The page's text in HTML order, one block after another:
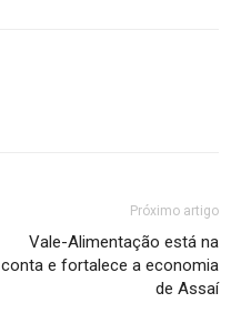
Próximo artigo
Vale-Alimentação está na
conta e fortalece a economia
de Assaí